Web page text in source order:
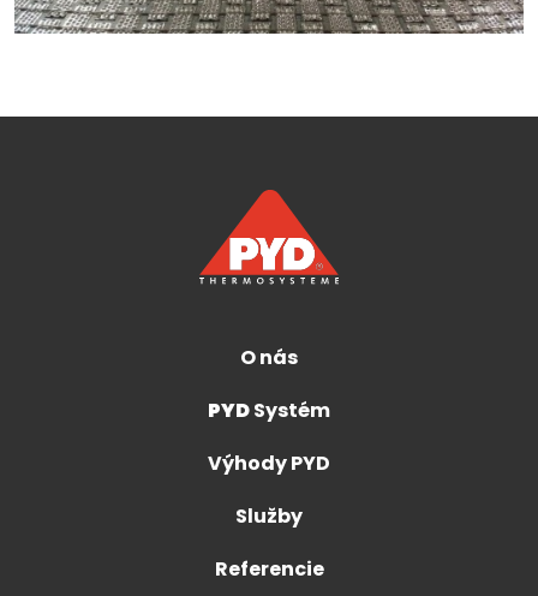
O nás
PYDSystém
Výhody PYD
Služby
Referencie